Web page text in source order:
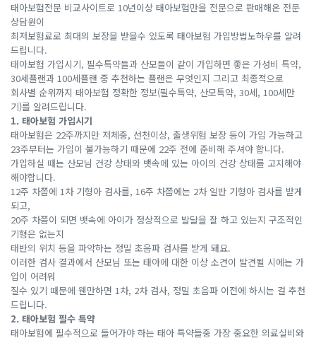
태아보험전문 비교사이트로 10년이상 태아보험만을 전문으로 판매해온 전문
상담원이
최저보험료로 최대의 보장을 받을수 있도록 태아보험 가입방법노하우를 알려
드립니다.
태아보험 가입시기, 필수특약들과 산모들이 같이 가입하면 좋은 가성비 특약,
30세플랜과 100세플랜 중 추천하는 플랜은 무엇인지 그리고 최종적으로
회사별 순위까지 태아보험 정확한 정보(필수특약, 산모특약, 30세, 100세만
기)를 알려드립니다.
1. 태아보험 가입시기
태아보험은 22주까지만 저체중, 선천이상, 출생위험 보장 등이 가입 가능하고
23주부터는 가입이 불가능하기 때문에 22주 전에 준비해 주셔야 합니다.
가입하실 때는 산모님 건강 상태와 뱃속에 있는 아이의 건강 상태를 고지해야
해야합니다.
12주 차쯤에 1차 기형아 검사를, 16주 차쯤에는 2차 일반 기형아 검사를 받게
되고,
20주 차쯤이 되면 뱃속에 아이가 정상적으로 발달을 잘 하고 있는지 구조적인
기형은 없는지
태반의 위치 등을 파악하는 정밀 초음파 검사를 받게 돼요.
이러한 검사 결과에서 산모님 또는 태아에 대한 이상 소견이 발견될 시에는 가
입이 어려워
질수 있기 때문에 웬만하면 1차, 2차 검사, 정밀 초음파 이전에 하시는 걸 추천
드립니다.
2. 태아보험 필수 특약
태아보험에 필수적으로 들어가야 하는 태아 특약들중 가장 중요한 의료실비와